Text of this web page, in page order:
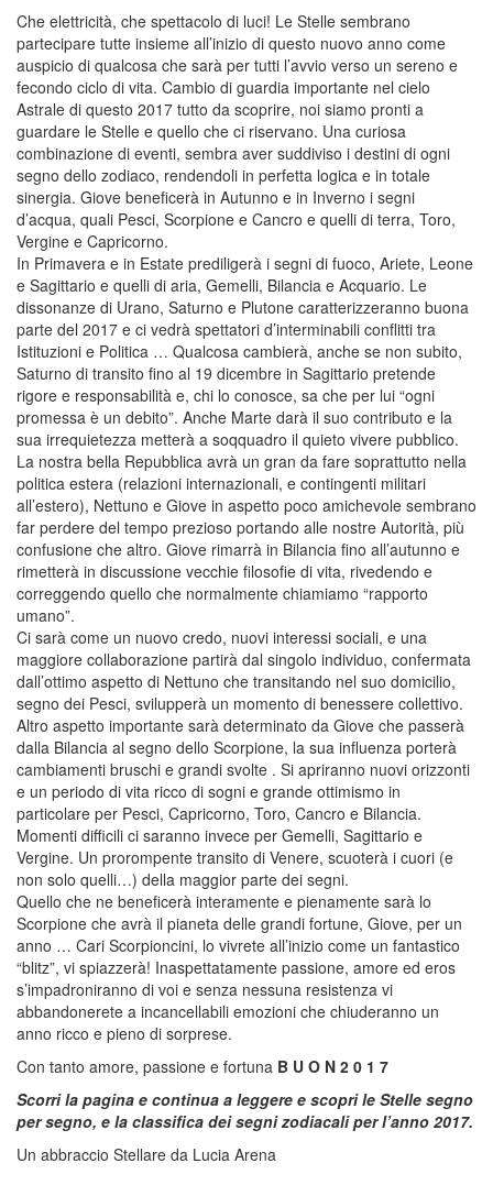
Che elettricità, che spettacolo di luci! Le Stelle sembrano
partecipare tutte insieme all’inizio di questo nuovo anno come
auspicio di qualcosa che sarà per tutti l’avvio verso un sereno e
fecondo ciclo di vita. Cambio di guardia importante nel cielo
Astrale di questo 2017 tutto da scoprire, noi siamo pronti a
guardare le Stelle e quello che ci riservano. Una curiosa
combinazione di eventi, sembra aver suddiviso i destini di ogni
segno dello zodiaco, rendendoli in perfetta logica e in totale
sinergia. Giove beneficerà in Autunno e in Inverno i segni
d’acqua, quali Pesci, Scorpione e Cancro e quelli di terra, Toro,
Vergine e Capricorno.
In Primavera e in Estate prediligerà i segni di fuoco, Ariete, Leone
e Sagittario e quelli di aria, Gemelli, Bilancia e Acquario. Le
dissonanze di Urano, Saturno e Plutone caratterizzeranno buona
parte del 2017 e ci vedrà spettatori d’interminabili conflitti tra
Istituzioni e Politica … Qualcosa cambierà, anche se non subito,
Saturno di transito fino al 19 dicembre in Sagittario pretende
rigore e responsabilità e, chi lo conosce, sa che per lui “ogni
promessa è un debito”. Anche Marte darà il suo contributo e la
sua irrequietezza metterà a soqquadro il quieto vivere pubblico.
La nostra bella Repubblica avrà un gran da fare soprattutto nella
politica estera (relazioni internazionali, e contingenti militari
all’estero), Nettuno e Giove in aspetto poco amichevole sembrano
far perdere del tempo prezioso portando alle nostre Autorità, più
confusione che altro. Giove rimarrà in Bilancia fino all’autunno e
rimetterà in discussione vecchie filosofie di vita, rivedendo e
correggendo quello che normalmente chiamiamo “rapporto
umano”.
Ci sarà come un nuovo credo, nuovi interessi sociali, e una
maggiore collaborazione partirà dal singolo individuo, confermata
dall’ottimo aspetto di Nettuno che transitando nel suo domicilio,
segno dei Pesci, svilupperà un momento di benessere collettivo.
Altro aspetto importante sarà determinato da Giove che passerà
dalla Bilancia al segno dello Scorpione, la sua influenza porterà
cambiamenti bruschi e grandi svolte . Si apriranno nuovi orizzonti
e un periodo di vita ricco di sogni e grande ottimismo in
particolare per Pesci, Capricorno, Toro, Cancro e Bilancia.
Momenti difficili ci saranno invece per Gemelli, Sagittario e
Vergine. Un prorompente transito di Venere, scuoterà i cuori (e
non solo quelli…) della maggior parte dei segni.
Quello che ne beneficerà interamente e pienamente sarà lo
Scorpione che avrà il pianeta delle grandi fortune, Giove, per un
anno … Cari Scorpioncini, lo vivrete all’inizio come un fantastico
“blitz”, vi spiazzerà! Inaspettatamente passione, amore ed eros
s’impadroniranno di voi e senza nessuna resistenza vi
abbandonerete a incancellabili emozioni che chiuderanno un
anno ricco e pieno di sorprese.
Con tanto amore, passione e fortuna B U O N 2 0 1 7
Scorri la pagina e continua a leggere e scopri le Stelle segno
per segno, e la classifica dei segni zodiacali per l’anno 2017.
Un abbraccio Stellare da Lucia Arena